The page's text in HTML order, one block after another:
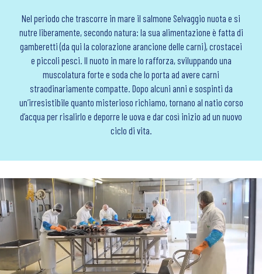
Nel periodo che trascorre in mare il salmone Selvaggio nuota e si
nutre liberamente, secondo natura: la sua alimentazione è fatta di
gamberetti (da qui la colorazione arancione delle carni), crostacei
e piccoli pesci. Il nuoto in mare lo rafforza, sviluppando una
muscolatura forte e soda che lo porta ad avere carni
straodinariamente compatte. Dopo alcuni anni e sospinti da
un’irresistibile quanto misterioso richiamo, tornano al natio corso
d’acqua per risalirlo e deporre le uova e dar così inizio ad un nuovo
ciclo di vita.